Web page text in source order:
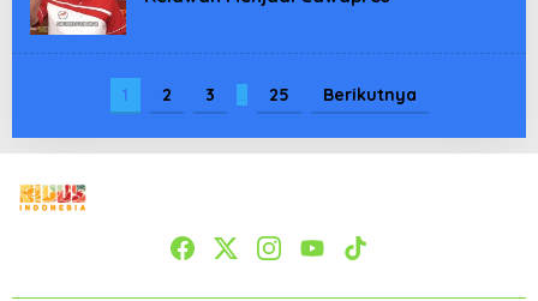
1 2 3 … 25 Berikutnya